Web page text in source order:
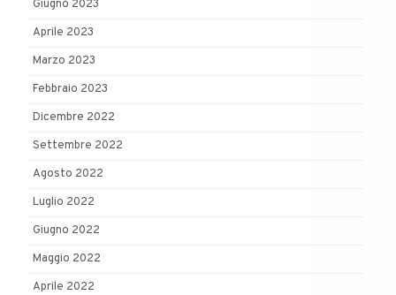
Giugno 2023
Aprile 2023
Marzo 2023
Febbraio 2023
Dicembre 2022
Settembre 2022
Agosto 2022
Luglio 2022
Giugno 2022
Maggio 2022
Aprile 2022